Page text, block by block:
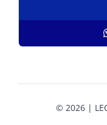
© 2026 |